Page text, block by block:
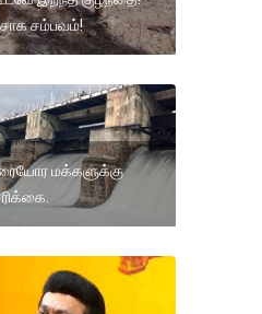
சம்பவம்!
மக்களுக்கு